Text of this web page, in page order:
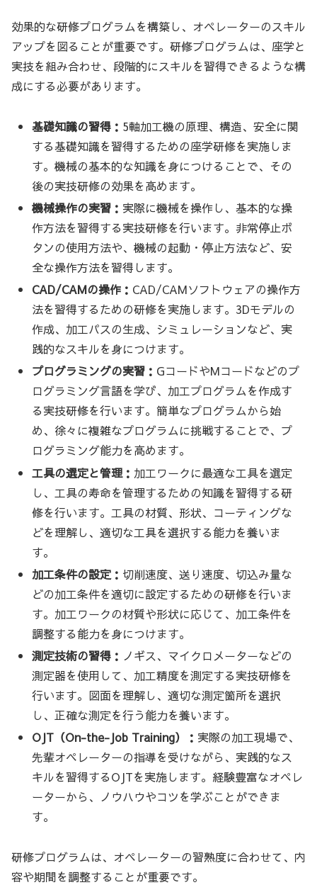
効果的な研修プログラムを構築し、オペレーターのスキル
アップを図ることが重要です。研修プログラムは、座学と
実技を組み合わせ、段階的にスキルを習得できるような構
成にする必要があります。
基礎知識の習得： 5軸加工機の原理、構造、安全に関
する基礎知識を習得するための座学研修を実施しま
す。機械の基本的な知識を身につけることで、その
後の実技研修の効果を高めます。
機械操作の実習： 実際に機械を操作し、基本的な操
作方法を習得する実技研修を行います。非常停止ボ
タンの使用方法や、機械の起動・停止方法など、安
全な操作方法を習得します。
CAD/CAMの操作： CAD/CAMソフトウェアの操作方
法を習得するための研修を実施します。3Dモデルの
作成、加工パスの生成、シミュレーションなど、実
践的なスキルを身につけます。
プログラミングの実習： GコードやMコードなどのプ
ログラミング言語を学び、加工プログラムを作成す
る実技研修を行います。簡単なプログラムから始
め、徐々に複雑なプログラムに挑戦することで、プ
ログラミング能力を高めます。
工具の選定と管理： 加工ワークに最適な工具を選定
し、工具の寿命を管理するための知識を習得する研
修を行います。工具の材質、形状、コーティングな
どを理解し、適切な工具を選択する能力を養いま
す。
加工条件の設定： 切削速度、送り速度、切込み量な
どの加工条件を適切に設定するための研修を行いま
す。加工ワークの材質や形状に応じて、加工条件を
調整する能力を身につけます。
測定技術の習得： ノギス、マイクロメーターなどの
測定器を使用して、加工精度を測定する実技研修を
行います。図面を理解し、適切な測定箇所を選択
し、正確な測定を行う能力を養います。
OJT（On-the-Job Training）： 実際の加工現場で、
先輩オペレーターの指導を受けながら、実践的なス
キルを習得するOJTを実施します。経験豊富なオペレ
ーターから、ノウハウやコツを学ぶことができま
す。
研修プログラムは、オペレーターの習熟度に合わせて、内
容や期間を調整することが重要です。